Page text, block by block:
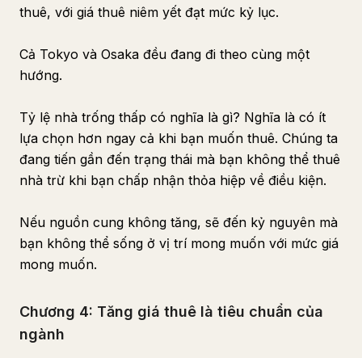
thuê, với giá thuê niêm yết đạt mức kỷ lục.
Cả Tokyo và Osaka đều đang đi theo cùng một
hướng.
Tỷ lệ nhà trống thấp có nghĩa là gì? Nghĩa là có ít
lựa chọn hơn ngay cả khi bạn muốn thuê. Chúng ta
đang tiến gần đến trạng thái mà bạn không thể thuê
nhà trừ khi bạn chấp nhận thỏa hiệp về điều kiện.
Nếu nguồn cung không tăng, sẽ đến kỷ nguyên mà
bạn không thể sống ở vị trí mong muốn với mức giá
mong muốn.
Chương 4: Tăng giá thuê là tiêu chuẩn của
ngành